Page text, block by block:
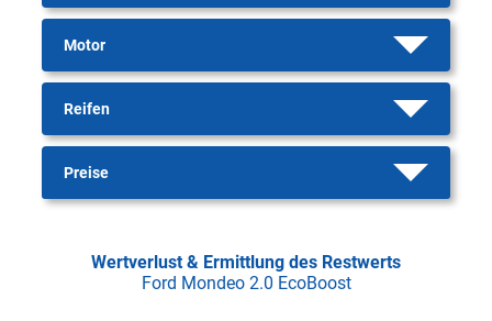
Motor
Reifen
Preise
Wertverlust & Ermittlung des Restwerts
Ford Mondeo 2.0 EcoBoost